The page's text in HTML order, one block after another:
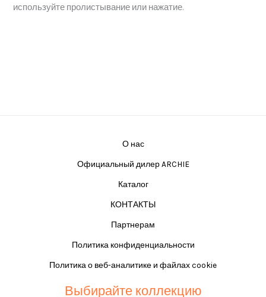
используйте пролистывание или нажатие.
О нас
Официальный дилер ARCHIE
Каталог
КОНТАКТЫ
Партнерам
Политика конфиденциальности
Политика о веб-аналитике и файлах cookie
Выбирайте коллекцию